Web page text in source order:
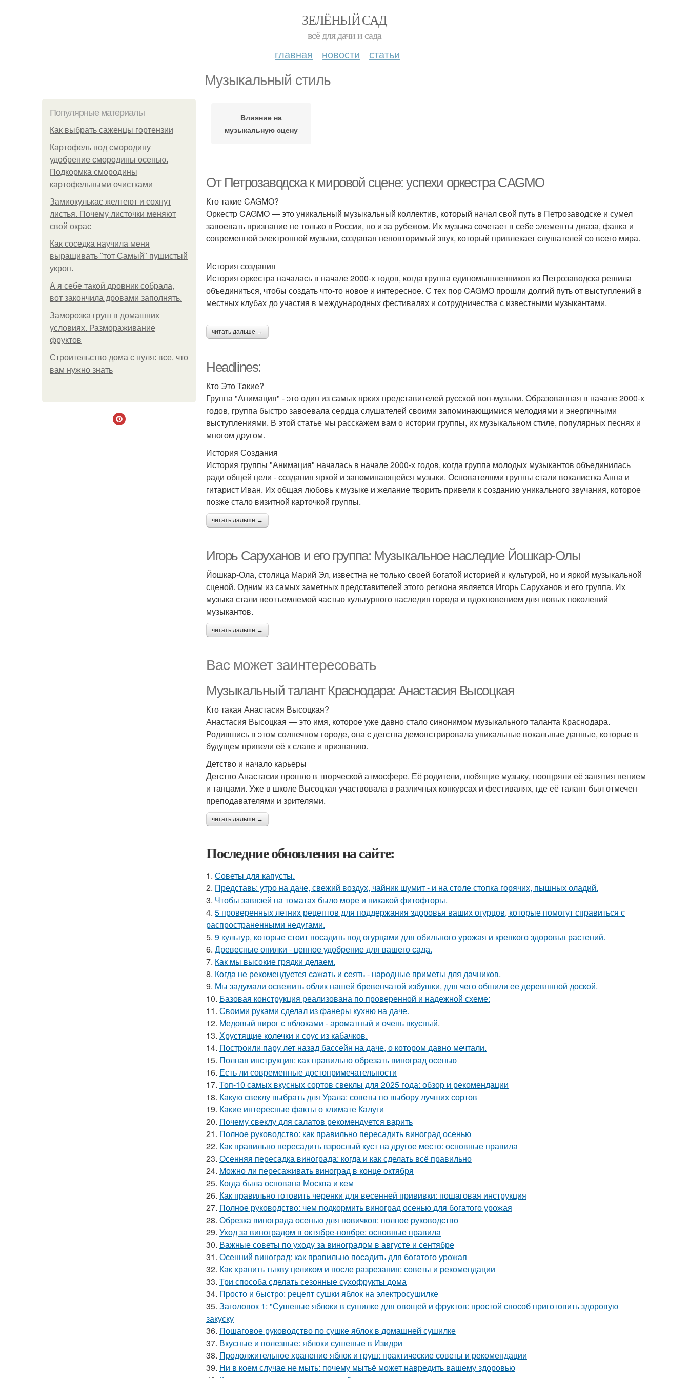
ЗЕЛЁНЫЙ САД
всё для дачи и сада
главная новости статьи
Музыкальный стиль
Популярные материалы
Как выбрать саженцы гортензии
Картофель под смородину
удобрение смородины осенью.
Подкормка смородины
картофельными очистками
Замиокулькас желтеют и сохнут
листья. Почему листочки меняют
свой окрас
Как соседка научила меня
выращивать "тот Самый" пушистый
укроп.
А я себе такой дровник собрала,
вот закончила дровами заполнять.
Заморозка груш в домашних
условиях. Размораживание
фруктов
Строительство дома с нуля: все, что
вам нужно знать
Влияние на
музыкальную сцену
От Петрозаводска к мировой сцене: успехи оркестра CAGMO
Кто такие CAGMO?
Оркестр CAGMO — это уникальный музыкальный коллектив, который начал свой путь в Петрозаводске и сумел
завоевать признание не только в России, но и за рубежом. Их музыка сочетает в себе элементы джаза, фанка и
современной электронной музыки, создавая неповторимый звук, который привлекает слушателей со всего мира.
История создания
История оркестра началась в начале 2000-х годов, когда группа единомышленников из Петрозаводска решила
объединиться, чтобы создать что-то новое и интересное. С тех пор CAGMO прошли долгий путь от выступлений в
местных клубах до участия в международных фестивалях и сотрудничества с известными музыкантами.
читать дальше →
Headlines:
Кто Это Такие?
Группа "Анимация" - это один из самых ярких представителей русской поп-музыки. Образованная в начале 2000-х
годов, группа быстро завоевала сердца слушателей своими запоминающимися мелодиями и энергичными
выступлениями. В этой статье мы расскажем вам о истории группы, их музыкальном стиле, популярных песнях и
многом другом.
История Создания
История группы "Анимация" началась в начале 2000-х годов, когда группа молодых музыкантов объединилась
ради общей цели - создания яркой и запоминающейся музыки. Основателями группы стали вокалистка Анна и
гитарист Иван. Их общая любовь к музыке и желание творить привели к созданию уникального звучания, которое
позже стало визитной карточкой группы.
читать дальше →
Игорь Саруханов и его группа: Музыкальное наследие Йошкар-Олы
Йошкар-Ола, столица Марий Эл, известна не только своей богатой историей и культурой, но и яркой музыкальной
сценой. Одним из самых заметных представителей этого региона является Игорь Саруханов и его группа. Их
музыка стали неотъемлемой частью культурного наследия города и вдохновением для новых поколений
музыкантов.
читать дальше →
Вас может заинтересовать
Музыкальный талант Краснодара: Анастасия Высоцкая
Кто такая Анастасия Высоцкая?
Анастасия Высоцкая — это имя, которое уже давно стало синонимом музыкального таланта Краснодара.
Родившись в этом солнечном городе, она с детства демонстрировала уникальные вокальные данные, которые в
будущем привели её к славе и признанию.
Детство и начало карьеры
Детство Анастасии прошло в творческой атмосфере. Её родители, любящие музыку, поощряли её занятия пением
и танцами. Уже в школе Высоцкая участвовала в различных конкурсах и фестивалях, где её талант был отмечен
преподавателями и зрителями.
читать дальше →
Последние обновления на сайте:
1. Советы для капусты.
2. Представь: утро на даче, свежий воздух, чайник шумит - и на столе стопка горячих, пышных оладий.
3. Чтобы завязей на томатах было море и никакой фитофторы.
4. 5 проверенных летних рецептов для поддержания здоровья ваших огурцов, которые помогут справиться с
распространенными недугами.
5. 9 культур, которые стоит посадить под огурцами для обильного урожая и крепкого здоровья растений.
6. Древесные опилки - ценное удобрение для вашего сада.
7. Как мы высокие грядки делаем.
8. Когда не рекомендуется сажать и сеять - народные приметы для дачников.
9. Мы задумали освежить облик нашей бревенчатой избушки, для чего обшили ее деревянной доской.
10. Базовая конструкция реализована по проверенной и надежной схеме:
11. Своими руками сделал из фанеры кухню на даче.
12. Медовый пирог с яблоками - ароматный и очень вкусный.
13. Хрустящие колечки и соус из кабачков.
14. Построили пару лет назад бассейн на даче, о котором давно мечтали.
15. Полная инструкция: как правильно обрезать виноград осенью
16. Есть ли современные достопримечательности
17. Топ-10 самых вкусных сортов свеклы для 2025 года: обзор и рекомендации
18. Какую свеклу выбрать для Урала: советы по выбору лучших сортов
19. Какие интересные факты о климате Калуги
20. Почему свеклу для салатов рекомендуется варить
21. Полное руководство: как правильно пересадить виноград осенью
22. Как правильно пересадить взрослый куст на другое место: основные правила
23. Осенняя пересадка винограда: когда и как сделать всё правильно
24. Можно ли пересаживать виноград в конце октября
25. Когда была основана Москва и кем
26. Как правильно готовить черенки для весенней прививки: пошаговая инструкция
27. Полное руководство: чем подкормить виноград осенью для богатого урожая
28. Обрезка винограда осенью для новичков: полное руководство
29. Уход за виноградом в октябре-ноябре: основные правила
30. Важные советы по уходу за виноградом в августе и сентябре
31. Осенний виноград: как правильно посадить для богатого урожая
32. Как хранить тыкву целиком и после разрезания: советы и рекомендации
33. Три способа сделать сезонные сухофрукты дома
34. Просто и быстро: рецепт сушки яблок на электросушилке
35. Заголовок 1: "Сушеные яблоки в сушилке для овощей и фруктов: простой способ приготовить здоровую
закуску
36. Пошаговое руководство по сушке яблок в домашней сушилке
37. Вкусные и полезные: яблоки сушеные в Изидри
38. Продолжительное хранение яблок и груш: практические советы и рекомендации
39. Ни в коем случае не мыть: почему мытьё может навредить вашему здоровью